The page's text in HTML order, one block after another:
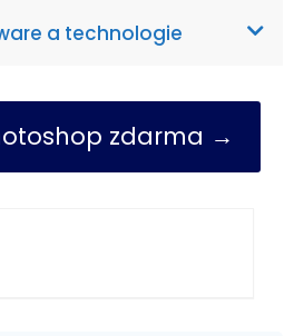
a technologie
zdarma →